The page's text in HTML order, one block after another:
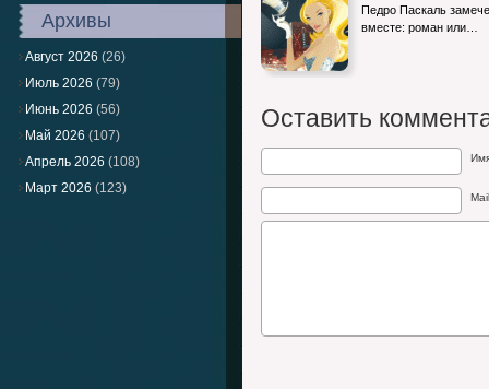
Архивы
Август 2026 (26)
Июль 2026 (79)
Июнь 2026 (56)
Май 2026 (107)
Апрель 2026 (108)
Март 2026 (123)
Педро Паскаль
вместе: роман или…
Оставить